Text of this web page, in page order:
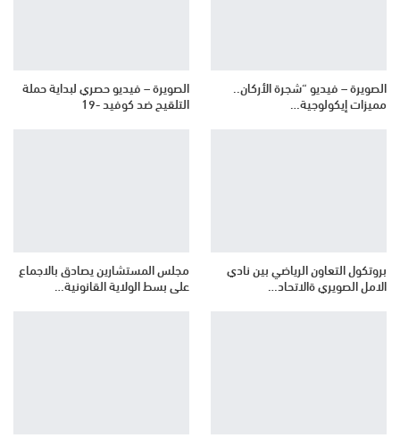
الصويرة – فيديو “شجرة الأركان..
مميزات إيكولوجية…
الصويرة – فيديو حصري لبداية حملة
التلقيح ضد كوفيد -19
بروتكول التعاون الرياضي بين نادي
الامل الصويري ةالاتحاد…
مجلس المستشارين يصادق بالاجماع
على بسط الولاية القانونية…